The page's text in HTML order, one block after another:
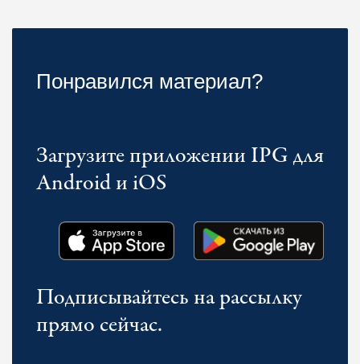
Понравился материал?
Загрузите приложении IPG для
Android и iOS
Подписывайтесь на рассылку
прямо сейчас.